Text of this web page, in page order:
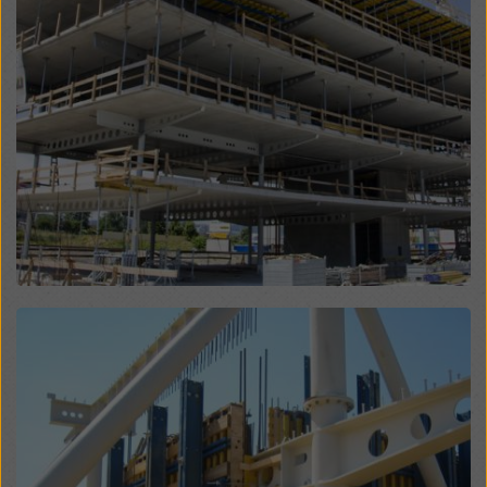
hozzáférhetnek, és hogy ez ellen nincs hatékony
jogorvoslati lehetőség. A „Visszautasítás” gombra
kattintva, vagy a weboldal alján található cookie-
beállításokra kattintva és a megfelelő jelölőnégyzetek
segítségével a
cookie-beállításokmódosításával
elutasíthatja a hozzájárulást igénylő összes cookie-t. A
weboldal alján találhatócookie-beállításokra kattintva
bármikor visszavonhatja hozzájárulását a jövőre nézve
és indoklás nélkül.
További információkat a cookie-król
Adatvédelmi
szabályzatunkbantalál. Lehetőséget biztosítunk
Önnek a cookie-k kiválasztására is (speciális cookie-